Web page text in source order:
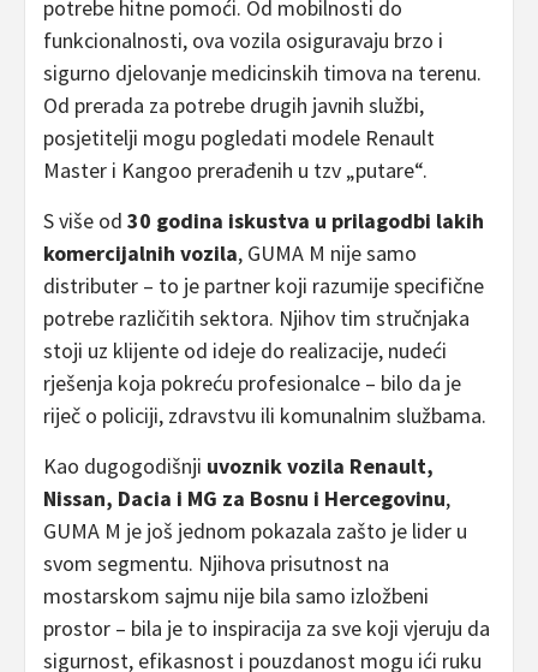
potrebe hitne pomoći. Od mobilnosti do
funkcionalnosti, ova vozila osiguravaju brzo i
sigurno djelovanje medicinskih timova na terenu.
Od prerada za potrebe drugih javnih službi,
posjetitelji mogu pogledati modele Renault
Master i Kangoo prerađenih u tzv „putare“.
S više od 30 godina iskustva u prilagodbi lakih
komercijalnih vozila, GUMA M nije samo
distributer – to je partner koji razumije specifične
potrebe različitih sektora. Njihov tim stručnjaka
stoji uz klijente od ideje do realizacije, nudeći
rješenja koja pokreću profesionalce – bilo da je
riječ o policiji, zdravstvu ili komunalnim službama.
Kao dugogodišnji uvoznik vozila Renault,
Nissan, Dacia i MG za Bosnu i Hercegovinu,
GUMA M je još jednom pokazala zašto je lider u
svom segmentu. Njihova prisutnost na
mostarskom sajmu nije bila samo izložbeni
prostor – bila je to inspiracija za sve koji vjeruju da
sigurnost, efikasnost i pouzdanost mogu ići ruku